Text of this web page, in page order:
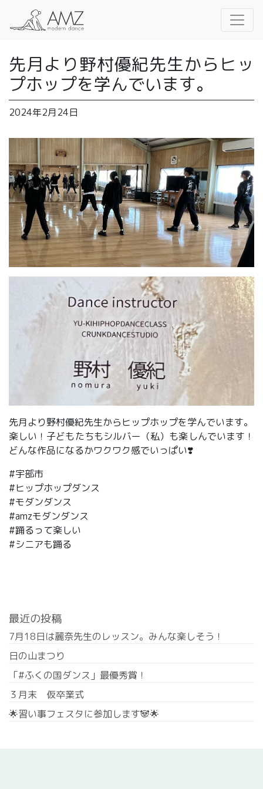
先月より野村優紀先生からヒッ
プホップを学んでいます。
2024年2月24日
先月より野村優紀先生からヒップホップを学んでいます。
楽しい！子どもたちもシルバー（私）も楽しんでいます！
どんな作品になるかワクワク感でいっぱい❣️
#宇部市
#ヒップホップダンス
#モダンダンス
#amzモダンダンス
#踊るって楽しい
#シニアも踊る
最近の投稿
7月18日は麗奈先生のレッスン。みんな楽しそう！
日の山まつり
「#ふくの国ダンス」最優秀賞！
３月末 仮卒業式
🌟習い事フェスタに参加します🐼🌟